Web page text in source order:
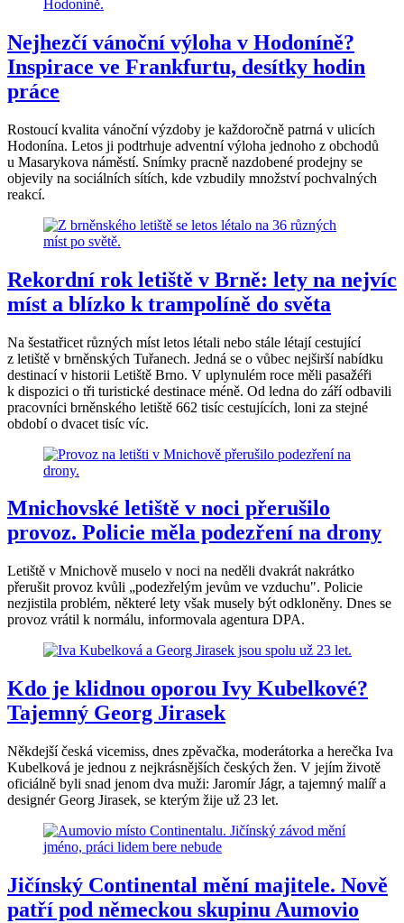
Nejhezčí vánoční výloha v Hodoníně?
Inspirace ve Frankfurtu, desítky hodin
práce
Rostoucí kvalita vánoční výzdoby je každoročně patrná v ulicích
Hodonína. Letos ji podtrhuje adventní výloha jednoho z obchodů
u Masarykova náměstí. Snímky pracně nazdobené prodejny se
objevily na sociálních sítích, kde vzbudily množství pochvalných
reakcí.
Rekordní rok letiště v Brně: lety na nejvíc
míst a blízko k trampolíně do světa
Na šestatřicet různých míst letos létali nebo stále létají cestující
z letiště v brněnských Tuřanech. Jedná se o vůbec nejširší nabídku
destinací v historii Letiště Brno. V uplynulém roce měli pasažéři
k dispozici o tři turistické destinace méně. Od ledna do září odbavili
pracovníci brněnského letiště 662 tisíc cestujících, loni za stejné
období o dvacet tisíc víc.
Mnichovské letiště v noci přerušilo
provoz. Policie měla podezření na drony
Letiště v Mnichově muselo v noci na neděli dvakrát nakrátko
přerušit provoz kvůli „podezřelým jevům ve vzduchu". Policie
nezjistila problém, některé lety však musely být odkloněny. Dnes se
provoz vrátil k normálu, informovala agentura DPA.
Kdo je klidnou oporou Ivy Kubelkové?
Tajemný Georg Jirasek
Někdejší česká vicemiss, dnes zpěvačka, moderátorka a herečka Iva
Kubelková je jednou z nejkrásnějších českých žen. V jejím životě
oficiálně byli snad jenom dva muži: Jaromír Jágr, a tajemný malíř a
designér Georg Jirasek, se kterým žije už 23 let.
Jičínský Continental mění majitele. Nově
patří pod německou skupinu Aumovio